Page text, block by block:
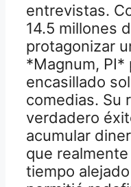
entrevistas.
14.5 millones
protagonizar
*Magnum, PI*
encasillado
comedias. Su
verdadero
acumular
que
tiempo